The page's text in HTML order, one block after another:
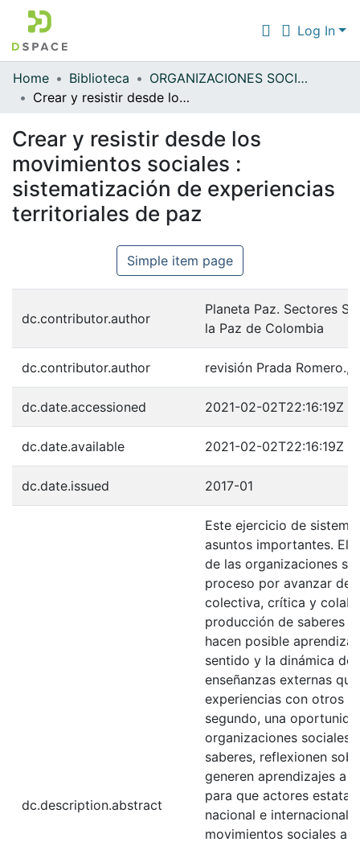
Log In
Communities & Collections
Statistics
Home Biblioteca
ORGANIZACIONES SOCIALES POPULARES
Crear y resistir desde los movimientos sociales : sistematización de experiencias territoriales de paz
Crear y resistir desde los
movimientos sociales :
sistematización de experiencias
territoriales de paz
Simple item page
dc.contributor.author
Planeta Paz. Sectores
la Paz de Colombia
dc.contributor.author revisión Prada Romero.,
dc.date.accessioned 2021-02-02T22:16:19Z
dc.date.available 2021-02-02T22:16:19Z
dc.date.issued 2017-01
dc.description.abstract
Este ejercicio de
asuntos importantes. El
de las organizaciones
proceso por avanzar
colectiva, crítica y
producción de saberes
hacen posible
sentido y la dinámica de
enseñanzas externas
experiencias con otros
segundo, una
organizaciones sociales
saberes, reflexionen
generen aprendizajes a
para que actores
nacional e internacional
movimientos sociales